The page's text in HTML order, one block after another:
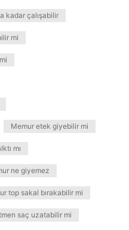
kadar çalışabilir
mi
Memur etek giyebilir mi
mı
ne giyemez
top sakal bırakabilir mi
saç uzatabilir mi